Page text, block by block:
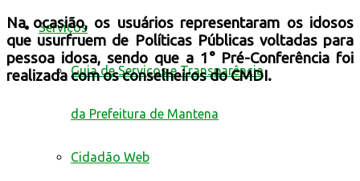
Serviços
Guia de Serviços e Transparência
da Prefeitura de Mantena
Cidadão Web
Na ocasião, os usuários representaram os idosos
que usurfruem de Políticas Públicas voltadas para
pessoa idosa, sendo que a 1° Pré-Conferência foi
realizada com os conselheiros do CMDI.